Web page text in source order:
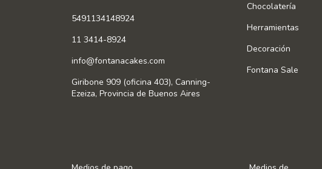
5491134148924
11 3414-8924
info@fontanacakes.com
Giribone 909 (oficina 403), Canning-
Ezeiza, Provincia de Buenos Aires
Chocolatería
Herramientas
Decoración
Fontana Sale